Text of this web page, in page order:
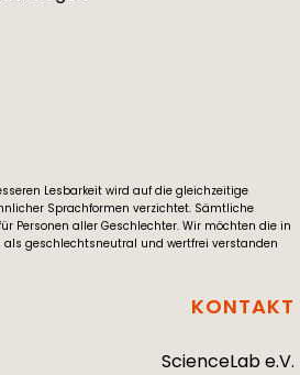
Lesbarkeit wird auf die gleichzeitige
Sprachformen verzichtet. Sämtliche
Personen aller Geschlechter. Wir möchten die in
als geschlechtsneutral und wertfrei verstanden
KONTAKT
ScienceLab e.V.